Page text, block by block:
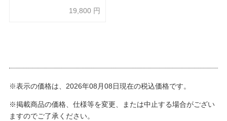
19,800 円
※表示の価格は、2026年08月08日現在の税込価格です。
※掲載商品の価格、仕様等を変更、または中止する場合がござい
ますのでご了承ください。